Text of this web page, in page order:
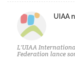
UIAA
L'UIAA
Federation lance